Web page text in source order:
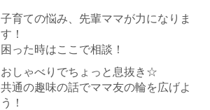
子育ての悩み、先輩ママが力になりま
す！
困った時はここで相談！
おしゃべりでちょっと息抜き☆
共通の趣味の話でママ友の輪を広げよ
う！